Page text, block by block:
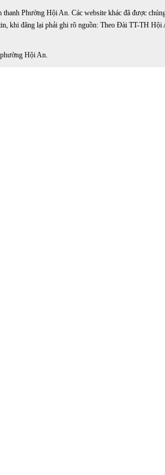
Phường Hội An. Các website khác đã được
khi đăng lại phải ghi rõ nguồn: Theo Đài TT-TH Hội
Hội An.